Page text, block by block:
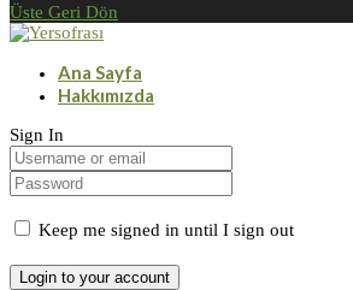
Üste Geri Dön
Ana Sayfa
Hakkımızda
Sign In
Keep me signed in until I sign out